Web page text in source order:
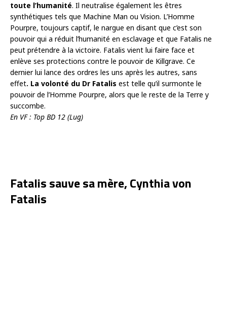
toute l’humanité. Il neutralise également les êtres
synthétiques tels que Machine Man ou Vision. L’Homme
Pourpre, toujours captif, le nargue en disant que c’est son
pouvoir qui a réduit l’humanité en esclavage et que Fatalis ne
peut prétendre à la victoire. Fatalis vient lui faire face et
enlève ses protections contre le pouvoir de Killgrave. Ce
dernier lui lance des ordres les uns après les autres, sans
effet. La volonté du Dr Fatalis est telle qu’il surmonte le
pouvoir de l’Homme Pourpre, alors que le reste de la Terre y
succombe.
En VF : Top BD 12 (Lug)
Fatalis sauve sa mère, Cynthia von
Fatalis